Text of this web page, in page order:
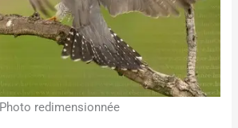
Photo redimensionnée